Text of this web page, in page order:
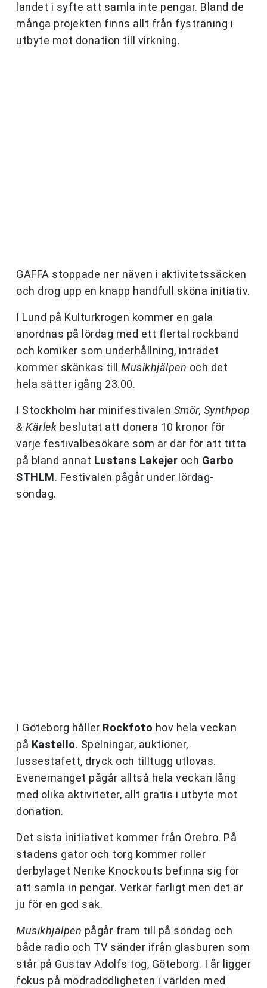
landet i syfte att samla inte pengar. Bland de
många projekten finns allt från fysträning i
utbyte mot donation till virkning.
GAFFA stoppade ner näven i aktivitetssäcken
och drog upp en knapp handfull sköna initiativ.
I Lund på Kulturkrogen kommer en gala
anordnas på lördag med ett flertal rockband
och komiker som underhållning, inträdet
kommer skänkas till Musikhjälpen och det
hela sätter igång 23.00.
I Stockholm har minifestivalen Smör, Synthpop
& Kärlek beslutat att donera 10 kronor för
varje festivalbesökare som är där för att titta
på bland annat Lustans Lakejer och Garbo
STHLM. Festivalen pågår under lördag-
söndag.
I Göteborg håller Rockfoto hov hela veckan
på Kastello. Spelningar, auktioner,
lussestafett, dryck och tilltugg utlovas.
Evenemanget pågår alltså hela veckan lång
med olika aktiviteter, allt gratis i utbyte mot
donation.
Det sista initiativet kommer från Örebro. På
stadens gator och torg kommer roller
derbylaget Nerike Knockouts befinna sig för
att samla in pengar. Verkar farligt men det är
ju för en god sak.
Musikhjälpen pågår fram till på söndag och
både radio och TV sänder ifrån glasburen som
står på Gustav Adolfs tog, Göteborg. I år ligger
fokus på mödradödligheten i världen med